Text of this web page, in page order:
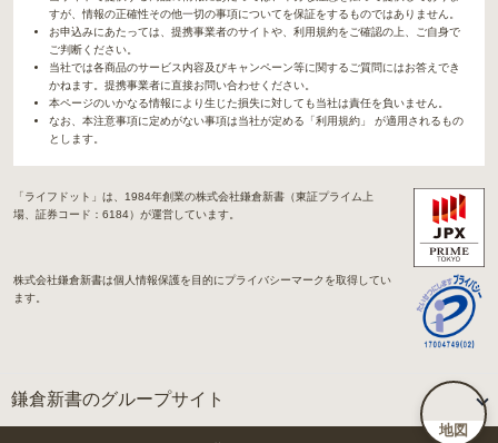
地図
すが、情報の正確性その他一切の事項についてを保証をするものではありません。
お申込みにあたっては、提携事業者のサイトや、利用規約をご確認の上、ご自身で
ご判断ください。
当社では各商品のサービス内容及びキャンペーン等に関するご質問にはお答えでき
かねます。提携事業者に直接お問い合わせください。
本ページのいかなる情報により生じた損失に対しても当社は責任を負いません。
なお、本注意事項に定めがない事項は当社が定める「利用規約」 が適用されるもの
とします。
「ライフドット」は、1984年創業の株式会社鎌倉新書（東証プライム上
場、証券コード：6184）が運営しています。
株式会社鎌倉新書は個人情報保護を目的にプライバシーマークを取得してい
ます。
鎌倉新書のグループサイト